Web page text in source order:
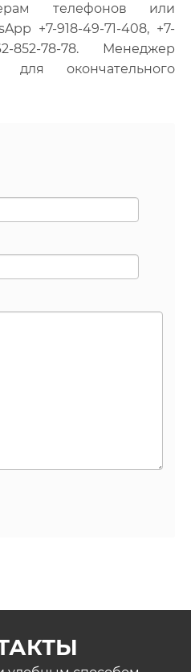
телефонов или
+7-918-49-71-408, +7-
852-78-78. Менеджер
окончательного